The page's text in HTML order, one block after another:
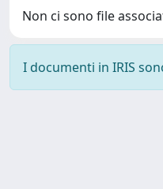
Non ci sono file
I documenti in IRIS